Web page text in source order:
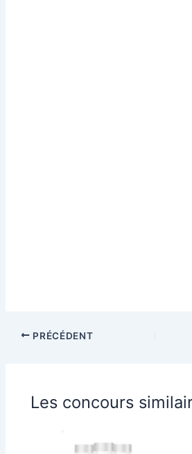
PRÉCÉDENT
Les concours